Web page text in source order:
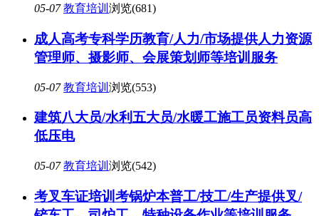
05-07 教育培训 浏览(681)
成人高考专科学历教育/人力/市场提供人力资源
管理师、摄影师、会展策划师等培训服务
05-07 教育培训 浏览(553)
建筑八大员/水利五大员/水暖工施工员资料员高
低压电
05-07 教育培训 浏览(542)
考叉车证培训考锅炉本普工/技工/生产提供叉/